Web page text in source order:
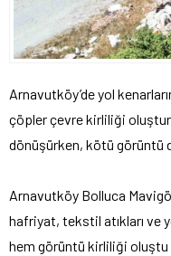
Arnavutköy’de yol
çöpler çevre kirliliği
dönüşürken, kötü görüntü
Arnavutköy Bolluca
hafriyat, tekstil atıkları ve
hem görüntü kirliliği oluştu